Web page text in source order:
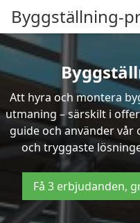
Byggställning-
Att hyra och montera
utmaning – särskilt i
guide och använder
och tryggaste
Få 3 erbjudanden,